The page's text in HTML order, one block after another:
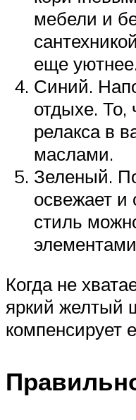
мебели и
еще
Синий.
отдыхе. То,
релакса в
маслами.
Зеленый.
освежает
стиль
элементами
Когда не
яркий желтый
компенсирует